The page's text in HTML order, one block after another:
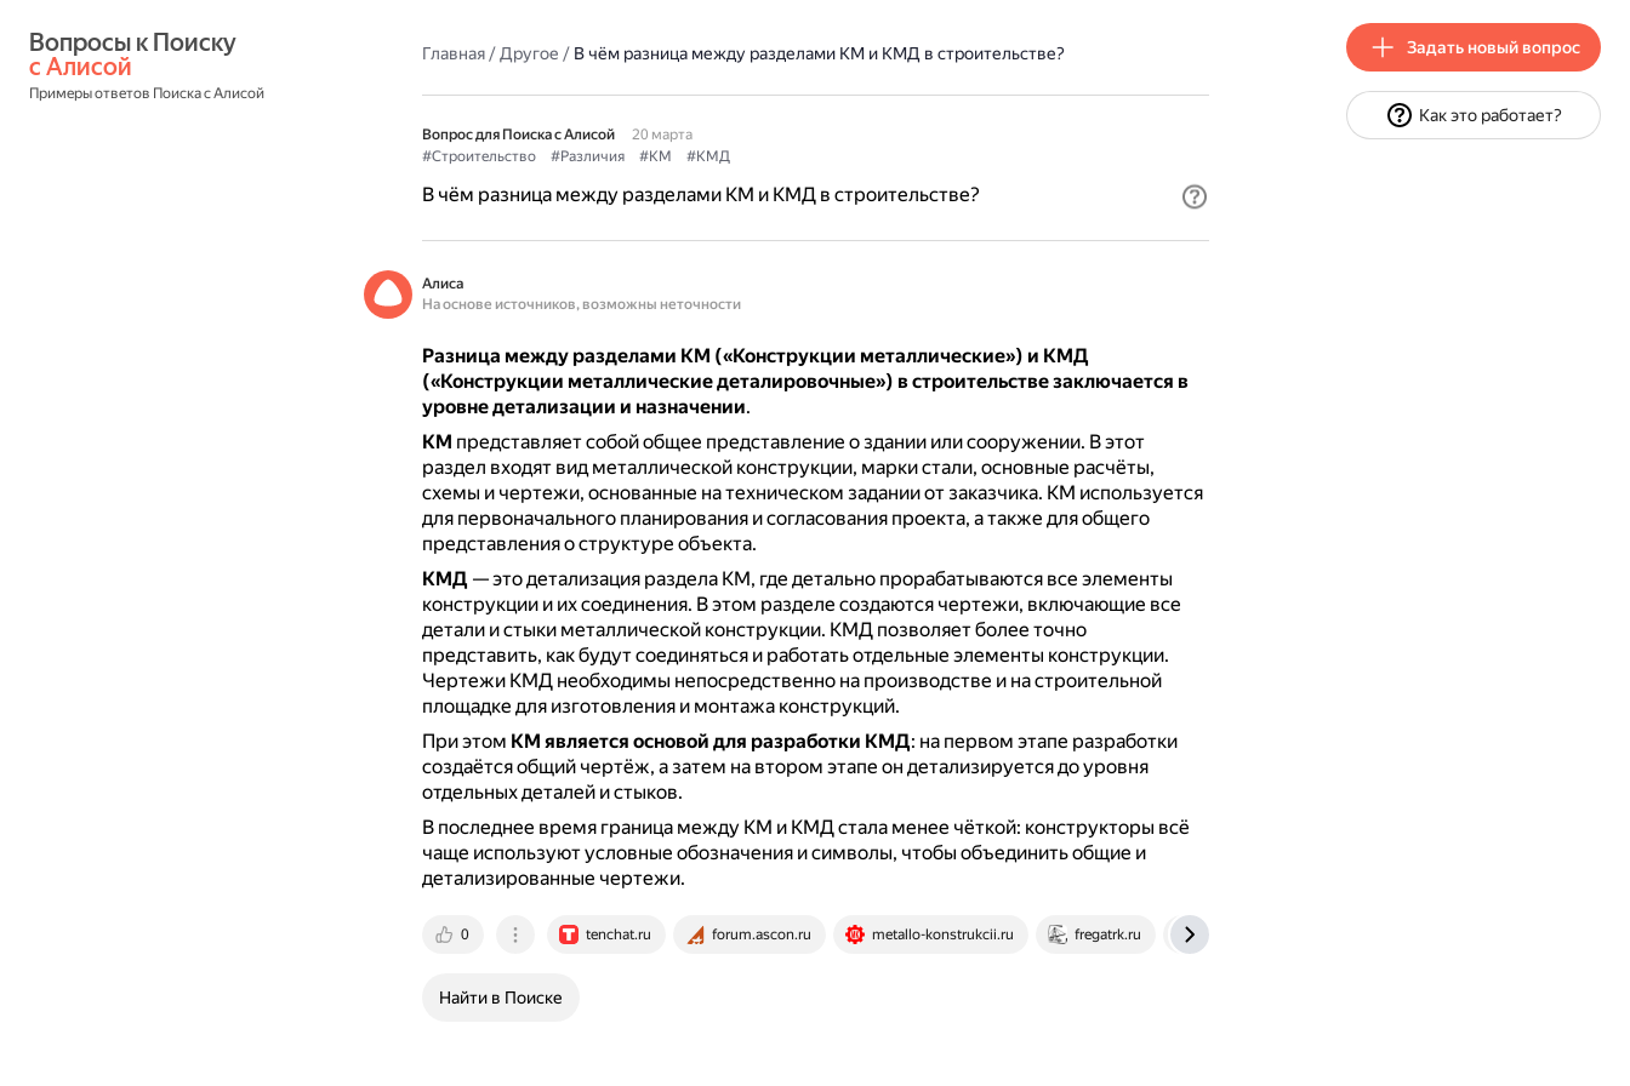
с Алисой
Примеры ответов Поиска с Алисой
Главная/Другое / В чём разница между разделами КМ и КМД в строительстве?
Вопрос для Поиска с Алисой
20 марта
#Строительство
#Различия #КМ #КМД
В чём разница между разделами КМ и КМД в строительстве?
Алиса
На основе источников, возможны неточности
Разница между разделами КМ («Конструкции металлические») и КМД
(«Конструкции металлические деталировочные») в строительстве заключается в
уровне детализации и назначении.
КМ представляет собой общее представление о здании или сооружении. В этот
раздел входят вид металлической конструкции, марки стали, основные расчёты,
схемы и чертежи, основанные на техническом задании от заказчика. КМ используется
для первоначального планирования и согласования проекта, а также для общего
представления о структуре объекта.
КМД — это детализация раздела КМ, где детально прорабатываются все элементы
конструкции и их соединения. В этом разделе создаются чертежи, включающие все
детали и стыки металлической конструкции. КМД позволяет более точно
представить, как будут соединяться и работать отдельные элементы конструкции.
Чертежи КМД необходимы непосредственно на производстве и на строительной
площадке для изготовления и монтажа конструкций.
При этом КМ является основой для разработки КМД: на первом этапе разработки
создаётся общий чертёж, а затем на втором этапе он детализируется до уровня
отдельных деталей и стыков.
В последнее время граница между КМ и КМД стала менее чёткой: конструкторы всё
чаще используют условные обозначения и символы, чтобы объединить общие и
детализированные чертежи.
0 tenchat.ru forum.ascon.ru metallo-konstrukcii.ru fregatrk.ru
Найти в Поиске
Задать новый вопрос
Как это работает?